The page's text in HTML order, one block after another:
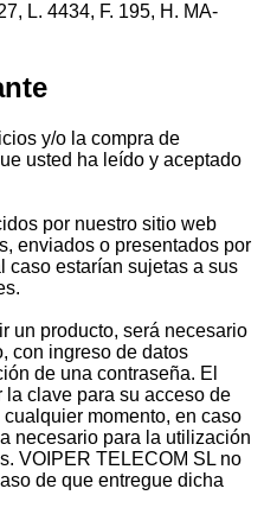
L. 4434, F. 195, H. MA-
y/o la compra de
usted ha leído y aceptado
por nuestro sitio web
enviados o presentados por
caso estarían sujetas a sus
un producto, será necesario
con ingreso de datos
de una contraseña. El
clave para su acceso de
momento, en caso
necesario para la utilización
VOIPER TELECOM SL no
de que entregue dicha